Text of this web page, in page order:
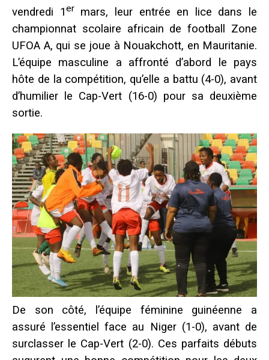
vendredi 1er
mars, leur entrée en lice dans le
championnat scolaire africain de football Zone
UFOA A, qui se joue à Nouakchott, en Mauritanie.
L’équipe masculine a affronté d’abord le pays
hôte de la compétition, qu’elle a battu (4-0), avant
d’humilier le Cap-Vert (16-0) pour sa deuxième
sortie.
De son côté, l’équipe féminine guinéenne a
assuré l’essentiel face au Niger (1-0), avant de
surclasser le Cap-Vert (2-0). Ces parfaits débuts